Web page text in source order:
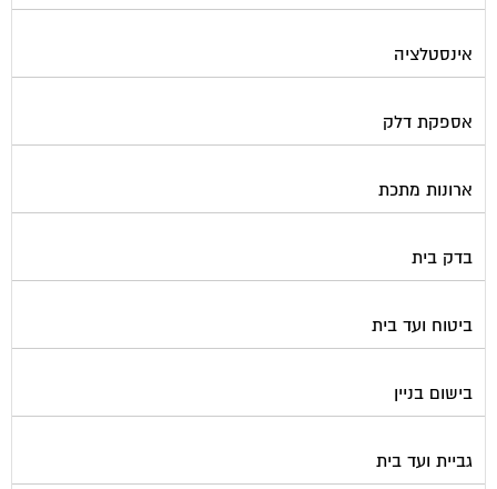
אינסטלציה
אספקת דלק
ארונות מתכת
בדק בית
ביטוח ועד בית
בישום בניין
גביית ועד בית